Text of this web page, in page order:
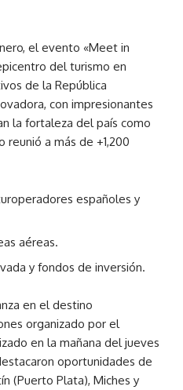
el evento «Meet in
del turismo en
de la República
con impresionantes
la fortaleza del país como
a más de +1,200
españoles y
aéreas.
y fondos de inversión.
en el destino
organizado por el
en la mañana del jueves
oportunidades de
(Puerto Plata), Miches y